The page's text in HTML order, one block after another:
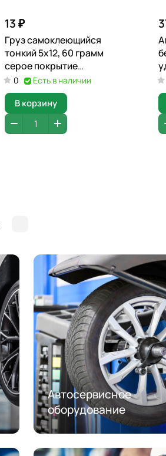
13 ₽
Груз самоклеющийся
тонкий 5х12, 60 грамм
серое покрытие
SHTELWHEEL FE050C
0 Есть в наличии
В корзину
Автосервисное
оборудование